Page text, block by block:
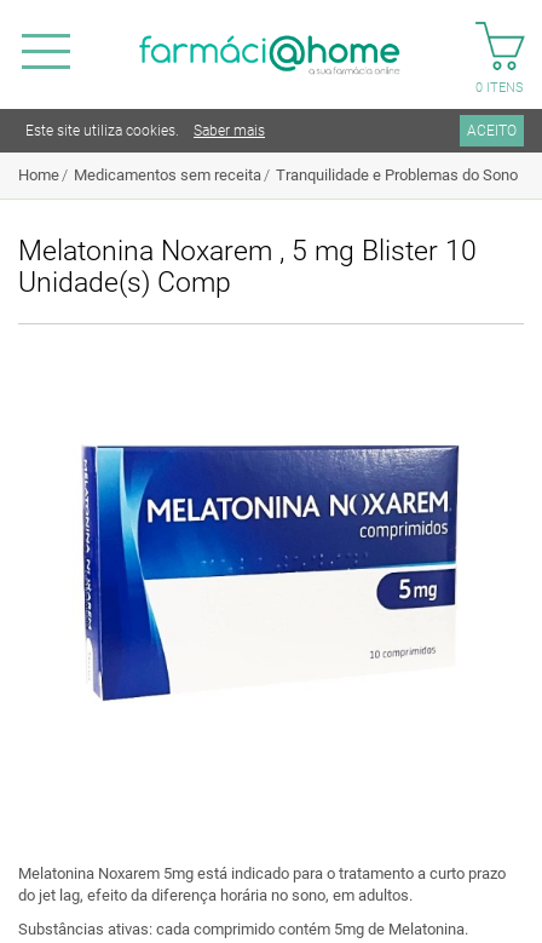
0 ITENS
Este site utiliza cookies. Saber mais ACEITO
Home Medicamentos sem receita Tranquilidade e Problemas do Sono
Melatonina Noxarem , 5 mg Blister 10
Unidade(s) Comp
Melatonina Noxarem 5mg está indicado para o tratamento a curto prazo
do jet lag, efeito da diferença horária no sono, em adultos.
Substâncias ativas: cada comprimido contém 5mg de Melatonina.